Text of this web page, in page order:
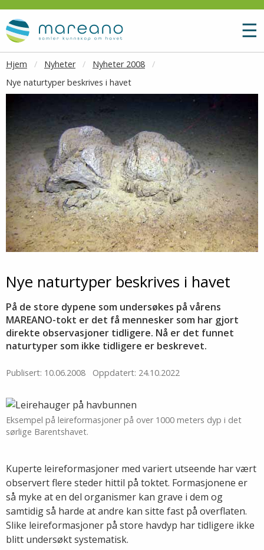
Gå til hovedinnhold
☰
Hjem Nyheter
Nyheter 2008
Nye naturtyper beskrives i havet
Nye naturtyper beskrives i havet
På de store dypene som undersøkes på vårens
MAREANO-tokt er det få mennesker som har gjort
direkte observasjoner tidligere. Nå er det funnet
naturtyper som ikke tidligere er beskrevet.
Publisert: 10.06.2008 Oppdatert: 24.10.2022
Eksempel på leireformasjoner på over 1000 meters dyp i det
sørlige Barentshavet.
Kuperte leireformasjoner med variert utseende har vært
observert flere steder hittil på toktet. Formasjonene er
så myke at en del organismer kan grave i dem og
samtidig så harde at andre kan sitte fast på overflaten.
Slike leireformasjoner på store havdyp har tidligere ikke
blitt undersøkt systematisk.